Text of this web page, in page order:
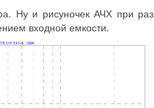
Ну и рисуночек АЧХ при
входной емкости.